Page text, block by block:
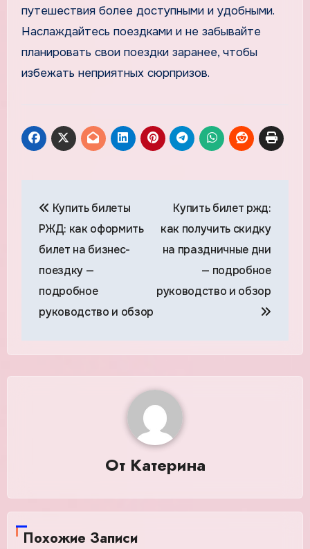
путешествия более доступными и удобными.
Наслаждайтесь поездками и не забывайте
планировать свои поездки заранее, чтобы
избежать неприятных сюрпризов.
по
записям
Купить билеты
РЖД: как оформить
билет на бизнес-
поездку —
подробное
руководство и обзор
Купить билет ржд:
как получить скидку
на праздничные дни
— подробное
руководство и обзор
От Катерина
Похожие Записи